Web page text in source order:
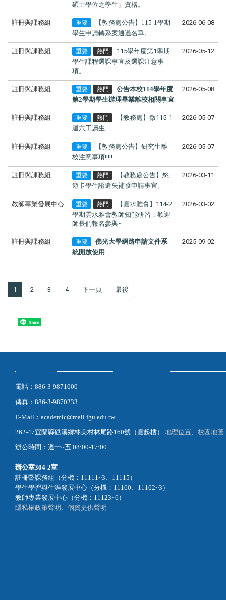
碩士學位之學生 」資格。
註冊與課務組 重要
【教務處公告】115-1學期
學生申請轉系案通過名單。
2026-06-08
註冊與課務組 重要 熱門
115學年度第1學期
學生課程選課事宜及選課注意事
項。
2026-05-12
註冊與課務組 重要 熱門
公告本校114學年度
第2學期學生辦理畢業離校相關事宜
2026-05-08
註冊與課務組 重要 熱門
【教務處】徵115-1
週六工讀生
2026-05-07
註冊與課務組 重要
【教務處公告】研究生離
校注意事項!!!!!
2026-05-07
註冊與課務組 重要 熱門
【教務處公告】悠
遊卡學生證遺失補發申請事宜。
2026-03-11
教師專業發展中心 重要 熱門
【雲水雅會】114-2
學期雲水雅會教師知能研習，歡迎
師長們報名參與~
2026-03-02
註冊與課務組 重要
佛光大學網路申請文件系
統開放使用
2025-09-02
1 2 3 4 下一頁 最後
Share
電話：886-3-9871000
傳真：886-3-9870233
E-Mail：academic@mail.fgu.edu.tw
262-47宜蘭縣礁溪鄉林美村林尾路160號（雲起樓） 地理位置、 校園地圖
辦公時間：週一~五 08:00-17:00
辦公室304-2室
註冊暨課務組（分機：11111~3、11115）
學生學習與生涯發展中心（分機：11160、11162~3）
教師專業發展中心（分機：11123~6）
隱私權政策聲明 、 個資提供聲明